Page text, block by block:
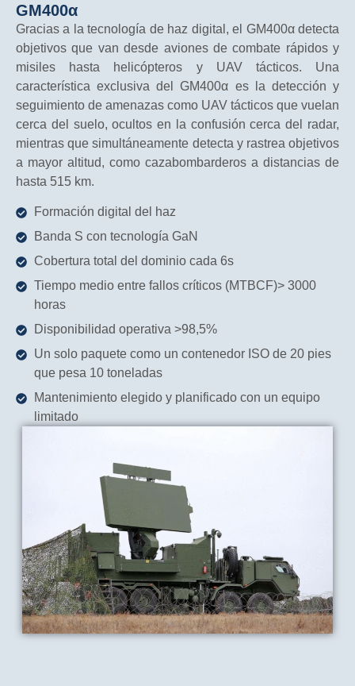
GM400α
Gracias a la tecnología de haz digital, el GM400α detecta
objetivos que van desde aviones de combate rápidos y
misiles hasta helicópteros y UAV tácticos. Una
característica exclusiva del GM400α es la detección y
seguimiento de amenazas como UAV tácticos que vuelan
cerca del suelo, ocultos en la confusión cerca del radar,
mientras que simultáneamente detecta y rastrea objetivos
a mayor altitud, como cazabombarderos a distancias de
hasta 515 km.
Formación digital del haz
Banda S con tecnología GaN
Cobertura total del dominio cada 6s
Tiempo medio entre fallos críticos (MTBCF)> 3000
horas
Disponibilidad operativa >98,5%
Un solo paquete como un contenedor ISO de 20 pies
que pesa 10 toneladas
Mantenimiento elegido y planificado con un equipo
limitado